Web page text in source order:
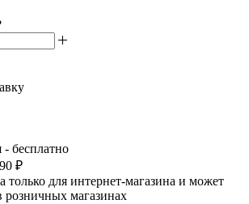
бесплатно
₽
только для интернет-магазина и может
розничных магазинах